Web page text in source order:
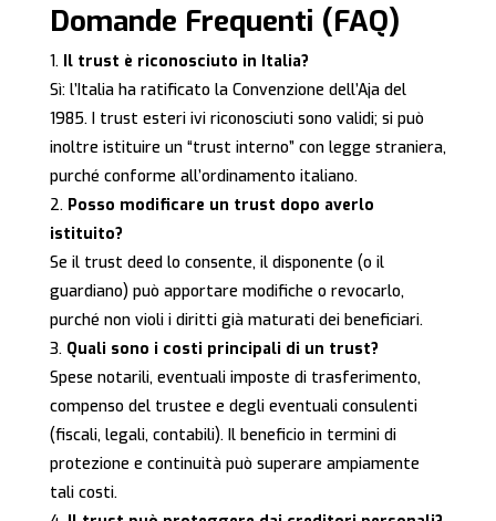
Domande Frequenti (FAQ)
Il trust è riconosciuto in Italia?
Sì: l’Italia ha ratificato la Convenzione dell’Aja del
1985. I trust esteri ivi riconosciuti sono validi; si può
inoltre istituire un “trust interno” con legge straniera,
purché conforme all’ordinamento italiano.
Posso modificare un trust dopo averlo
istituito?
Se il trust deed lo consente, il disponente (o il
guardiano) può apportare modifiche o revocarlo,
purché non violi i diritti già maturati dei beneficiari.
Quali sono i costi principali di un trust?
Spese notarili, eventuali imposte di trasferimento,
compenso del trustee e degli eventuali consulenti
(fiscali, legali, contabili). Il beneficio in termini di
protezione e continuità può superare ampiamente
tali costi.